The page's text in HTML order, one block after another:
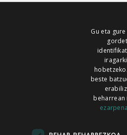
ALEA
Gu eta
hobetzeko.
beste
beharrean